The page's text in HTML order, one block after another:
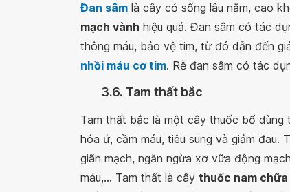
Đan sâm là cây cỏ sống lâu năm, cao
mạch vành hiệu quả. Đan sâm có tác
thông máu, bảo vệ tim, từ đó dẫn đến
nhồi máu cơ tim. Rễ đan sâm có tác
3.6. Tam thất bắc
Tam thất bắc là một cây thuốc bổ dùng
hóa ứ, cầm máu, tiêu sung và giảm
giãn mạch, ngăn ngừa xơ vữa động
máu,... Tam thất là cây thuốc nam chữa